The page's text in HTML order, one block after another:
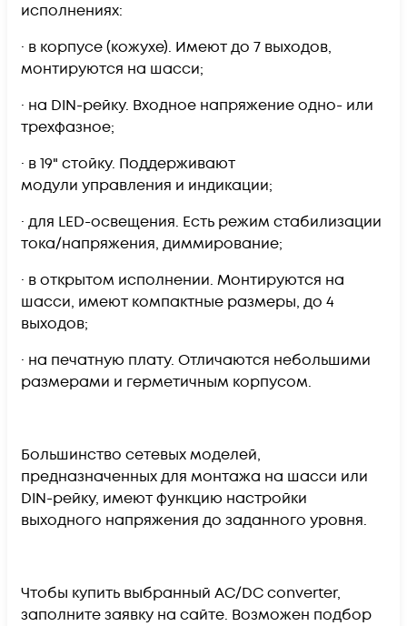
исполнениях:
· в корпусе (кожухе). Имеют до 7 выходов,
монтируются на шасси;
· на DIN-рейку. Входное напряжение одно- или
трехфазное;
· в 19" стойку. Поддерживают
модули управления и индикации;
· для LED-освещения. Есть режим стабилизации
тока/напряжения, диммирование;
· в открытом исполнении. Монтируются на
шасси, имеют компактные размеры, до 4
выходов;
· на печатную плату. Отличаются небольшими
размерами и герметичным корпусом.
Большинство сетевых моделей,
предназначенных для монтажа на шасси или
DIN-рейку, имеют функцию настройки
выходного напряжения до заданного уровня.
Чтобы купить выбранный AC/DC converter,
заполните заявку на сайте. Возможен подбор